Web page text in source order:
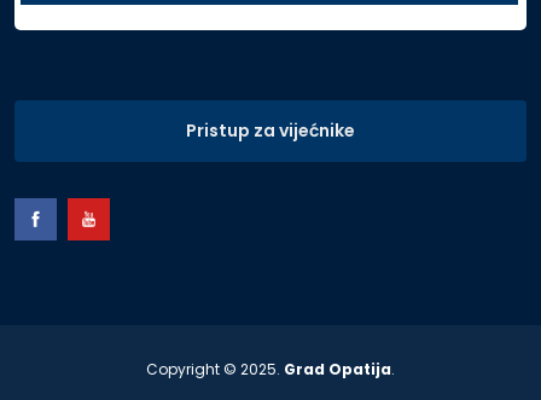
Pristup za vijećnike
Copyright © 2025. Grad Opatija.